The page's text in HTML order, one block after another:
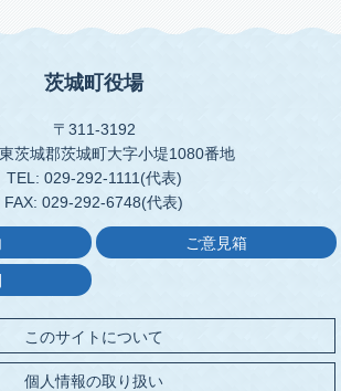
茨城町役場
〒311-3192
茨城郡茨城町大字小堤1080番地
TEL: 029-292-1111(代表)
FAX: 029-292-6748(代表)
ご意見箱
このサイトについて
個人情報の取り扱い